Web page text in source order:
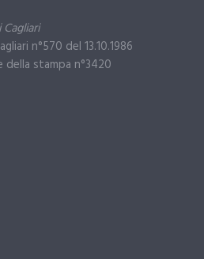
n°570 del 13.10.1986
della stampa n°3420